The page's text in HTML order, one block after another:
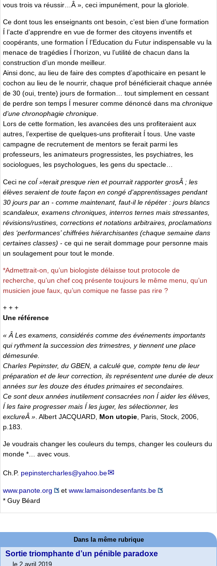
vous trois va réussir…Â », ceci impunément, pour la gloriole.
Ce dont tous les enseignants ont besoin, c’est bien d’une formation
Í l’acte d’apprendre en vue de former des citoyens inventifs et
coopérants, une formation Í l’Education du Futur indispensable vu la
menace de tragédies Í l’horizon, vu l’utilité de chacun dans la
construction d’un monde meilleur.
Ainsi donc, au lieu de faire des comptes d’apothicaire en pesant le
cochon au lieu de le nourrir, chaque prof bénéficierait chaque année
de 30 (oui, trente) jours de formation… tout simplement en cessant
de perdre son temps Í mesurer comme dénoncé dans ma chronique
d’une chronophagie chronique.
Lors de cette formation, les avancées des uns profiteraient aux
autres, l’expertise de quelques-uns profiterait Í tous. Une vaste
campagne de recrutement de mentors se ferait parmi les
professeurs, les animateurs progressistes, les psychiatres, les
sociologues, les psychologues, les gens du spectacle…
Ceci ne coÍ »terait presque rien et pourrait rapporter grosÂ ; les
élèves seraient de toute façon en congé d’apprentissages pendant
30 jours par an - comme maintenant, faut-il le répéter : jours blancs
scandaleux, examens chroniques, interros ternes mais stressantes,
révisions/rustines, corrections et notations arbitraires, proclamations
des ‘performances’ chiffrées hiérarchisantes (chaque semaine dans
certaines classes) - ce qui ne serait dommage pour personne mais
un soulagement pour tout le monde.
*Admettrait-on, qu’un biologiste délaisse tout protocole de
recherche, qu’un chef coq présente toujours le même menu, qu’un
musicien joue faux, qu’un comique ne fasse pas rire ?
+ + +
Une référence
« Â Les examens, considérés comme des événements importants
qui rythment la succession des trimestres, y tiennent une place
démesurée.
Charles Pepinster, du GBEN, a calculé que, compte tenu de leur
préparation et de leur correction, ils représentent une durée de deux
années sur les douze des études primaires et secondaires.
Ce sont deux années inutilement consacrées non Í aider les élèves,
Í les faire progresser mais Í les juger, les sélectionner, les
exclureÂ » . Albert JACQUARD, Mon utopie , Paris, Stock, 2006,
p.183.
Je voudrais changer les couleurs du temps, changer les couleurs du
monde *… avec vous.
Ch.P. pepinstercharles@yahoo.be
www.panote.org et www.lamaisondesenfants.be
* Guy Béard
Dans la même rubrique
Sortie triomphante d’un pénible paradoxe
le 2 avril 2019